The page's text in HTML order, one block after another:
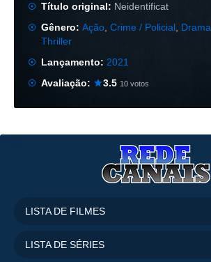
Título original: Neidentificat
Gênero:Ação ,Crime / Policial Drama
Thriller
Lançamento: 2021
Avaliação:
3.5 10 votos
LISTA DE FILMES
LISTA DE SÉRIES